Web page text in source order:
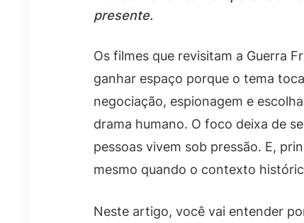
presente.
Os filmes que revisitam a Guerra
ganhar espaço porque o tema
negociação, espionagem e
drama humano. O foco deixa de
pessoas vivem sob pressão. E,
mesmo quando o contexto
Neste artigo, você vai entender